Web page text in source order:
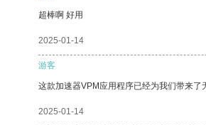
超棒啊 好用
2025-01-14
游客
这款加速器VPM应用程序已经为我们带来了
2025-01-14